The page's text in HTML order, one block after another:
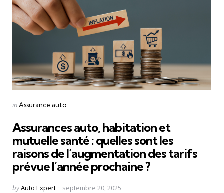
Categories
Posted
inAssurance auto
Assurances auto, habitation et
mutuelle santé : quelles sont les
raisons de l’augmentation des tarifs
prévue l’année prochaine ?
Posted
byAuto Expert septembre 20, 2025